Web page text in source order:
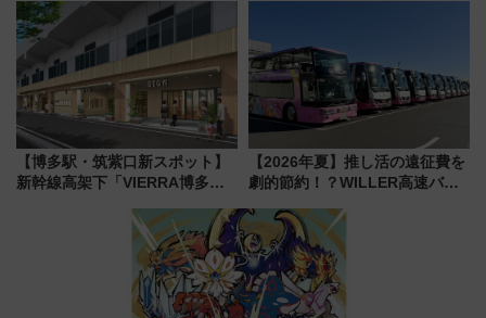
に開催決定
【博多駅・筑紫口新スポット】
新幹線高架下「VIERRA博多テ
など注目の全6店舗 「博多活憩
【2026年夏】推し活の遠征費を
劇的節約！？WILLER高速バス
温泉の最強ルート 予約期間・
対象路線まとめ